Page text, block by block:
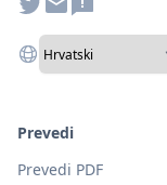
Prevedi
Prevedi PDF